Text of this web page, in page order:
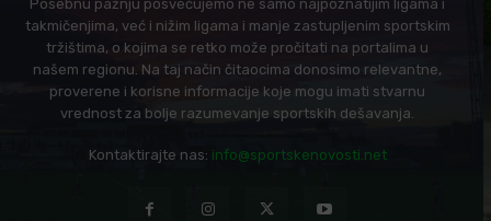
Posebnu pažnju posvećujemo ne samo najpoznatijim ligama i
takmičenjima, već i nižim ligama i manje zastupljenim sportskim
tržištima, o kojima se retko može pročitati na portalima u
našem regionu. Na taj način čitaocima donosimo relevantne,
proverene i korisne informacije koje mogu imati stvarnu
vrednost za bolje razumevanje sportskih dešavanja.
Kontaktirajte nas: info@sportskenovosti.net